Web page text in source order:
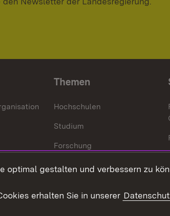
Themen
Hochschulen
Studium
Forschung
Internationales
optimal gestalten und verbessern zu
erhalten Sie in unserer